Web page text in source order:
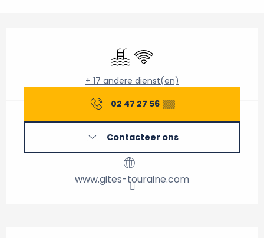
Zwembad
Wifi
+ 17 andere dienst(en)
02 47 27 56 ▒▒
Contacteer ons
www.gites-touraine.com